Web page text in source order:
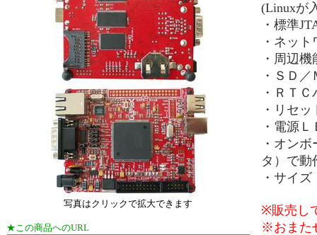
写真はクリックで拡大できます
★この商品へのURL
(Linuxが
・標準
・ネッ
・周辺
・ＳＤ
・ＲＴ
・リセ
・電源
・オン
タ）で動
・サイ
※販売し
※おまた